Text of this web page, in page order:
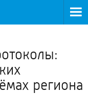
региона